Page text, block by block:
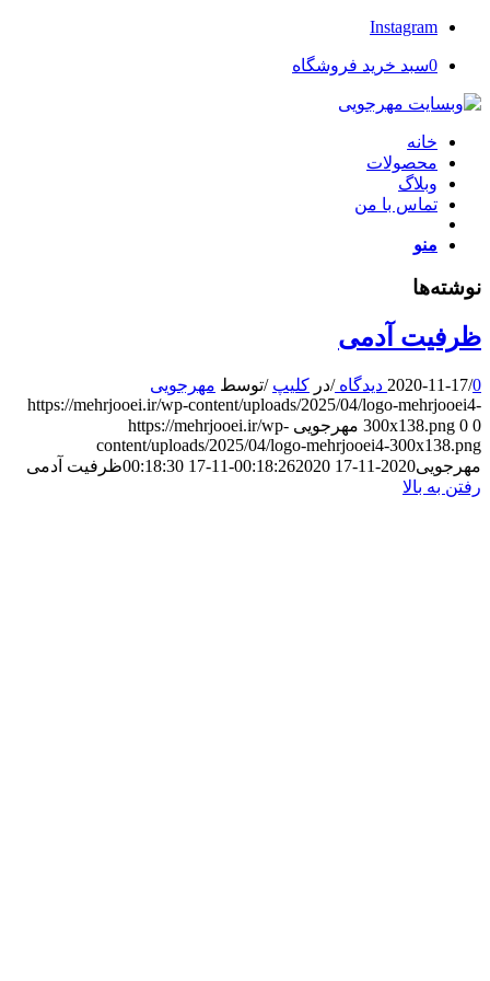
Instagram
0سبد خرید فروشگاه
خانه
محصولات
وبلاگ
تماس با من
منو
نوشته‌ها
ظرفیت آدمی
2020-11-17/0 دیدگاه /در کلیپ /توسط مهرجویی
https://mehrjooei.ir/wp-content/uploads/2025/04/logo-mehrjooei4-
300x138.png 0 0 مهرجویی https://mehrjooei.ir/wp-
content/uploads/2025/04/logo-mehrjooei4-300x138.png
مهرجویی2020-11-17 00:18:26
2020-11-17 00:18:30
ظرفیت آدمی
رفتن به بالا